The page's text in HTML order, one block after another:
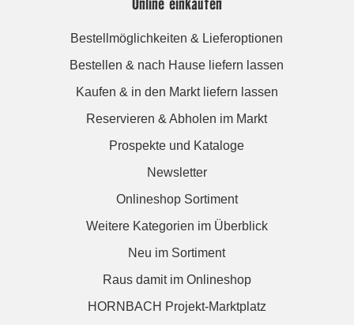
Bestellmöglichkeiten & Lieferoptionen
Bestellen & nach Hause liefern lassen
Kaufen & in den Markt liefern lassen
Reservieren & Abholen im Markt
Prospekte und Kataloge
Newsletter
Onlineshop Sortiment
Weitere Kategorien im Überblick
Neu im Sortiment
Raus damit im Onlineshop
HORNBACH Projekt-Marktplatz